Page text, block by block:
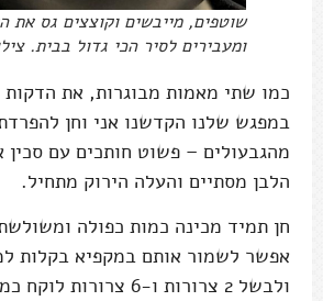
שוטפים, מייבשים וקוצצים גס את
ומעבירים לסיר הכי גדול בבית.
כמו שתי מאמות מבוגרות, את הדקות
במפגש שלנו הקדשנו אני וחן
מהגבעולים – פשוט חותכים עם סכין
הלבן מסתיים והעלה הירוק מתחיל.
חן תמיד מכינה כמות כפולה
אפשר לשמור אותם במקפיא בקלות
ולבשל 2 צרורות ו-6